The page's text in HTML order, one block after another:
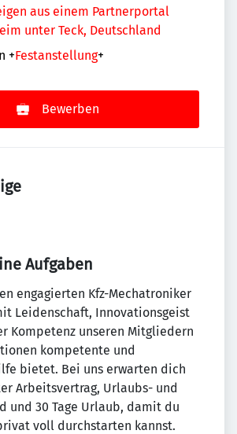
aus einem Partnerportal
unter Teck, Deutschland
+Festanstellung+
Bewerben
Aufgaben
engagierten Kfz-Mechatroniker
Leidenschaft, Innovationsgeist
Kompetenz unseren Mitgliedern
kompetente und
bietet. Bei uns erwarten dich
Arbeitsvertrag, Urlaubs- und
und 30 Tage Urlaub, damit du
voll durchstarten kannst.